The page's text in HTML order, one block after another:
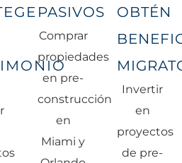
PASIVOS
Comprar
propiedades
en pre-
construcción
en
Miami y
OBTÉN
Invertir
en
proyectos
de pre-